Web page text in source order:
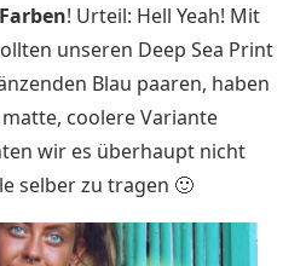
! Urteil: Hell Yeah! Mit
unseren Deep Sea Print
Blau paaren, haben
coolere Variante
wir es überhaupt nicht
selber zu tragen 🙂